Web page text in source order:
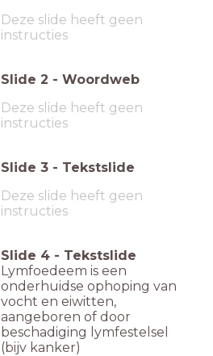
Deze slide heeft geen
instructies
Slide 2 - Woordweb
Deze slide heeft geen
instructies
Slide 3 - Tekstslide
Deze slide heeft geen
instructies
Slide 4 - Tekstslide
Lymfoedeem is een
onderhuidse ophoping van
vocht en eiwitten,
aangeboren of door
beschadiging lymfestelsel
(bijv kanker)